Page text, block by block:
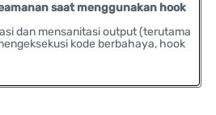
saat menggunakan hook
dan mensanitasi output (terutama
kode berbahaya, hook